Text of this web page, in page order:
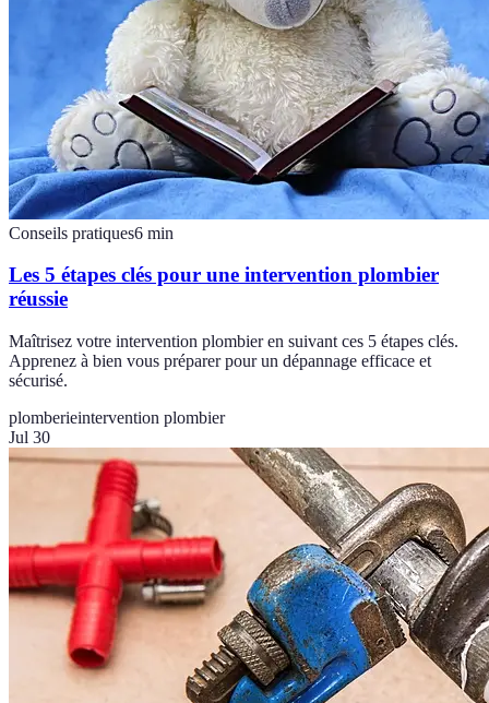
Conseils pratiques6 min
Les 5 étapes clés pour une intervention plombier
réussie
Maîtrisez votre intervention plombier en suivant ces 5 étapes clés.
Apprenez à bien vous préparer pour un dépannage efficace et
sécurisé.
plomberieintervention plombier
Jul 30